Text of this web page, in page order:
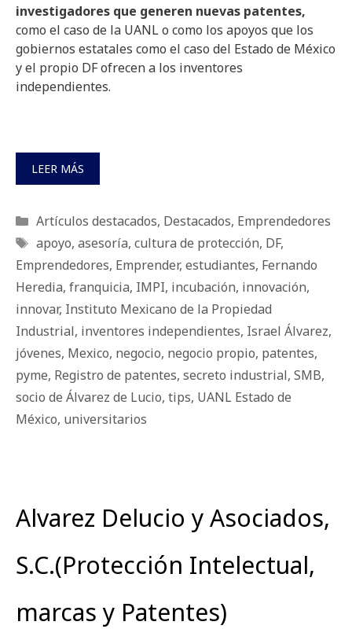
investigadores que generen nuevas patentes,
como el caso de la UANL o como los apoyos que los
gobiernos estatales como el caso del Estado de México
y el propio DF ofrecen a los inventores
independientes.
LEER MÁS
Categorías
Artículos destacados, Destacados, Emprendedores
Etiquetas
apoyo, asesoría, cultura de protección, DF,
Emprendedores, Emprender, estudiantes, Fernando
Heredia, franquicia, IMPI, incubación, innovación,
innovar, Instituto Mexicano de la Propiedad
Industrial, inventores independientes, Israel Álvarez,
jóvenes, Mexico, negocio, negocio propio, patentes,
pyme, Registro de patentes, secreto industrial, SMB,
socio de Álvarez de Lucio, tips, UANL Estado de
México, universitarios
Alvarez Delucio y Asociados,
S.C.(Protección Intelectual,
marcas y Patentes)